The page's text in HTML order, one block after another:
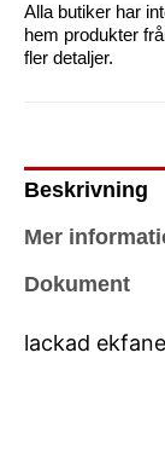
Alla butiker har
hem produkter
fler detaljer.
Beskrivning
Mer
Dokument
lackad